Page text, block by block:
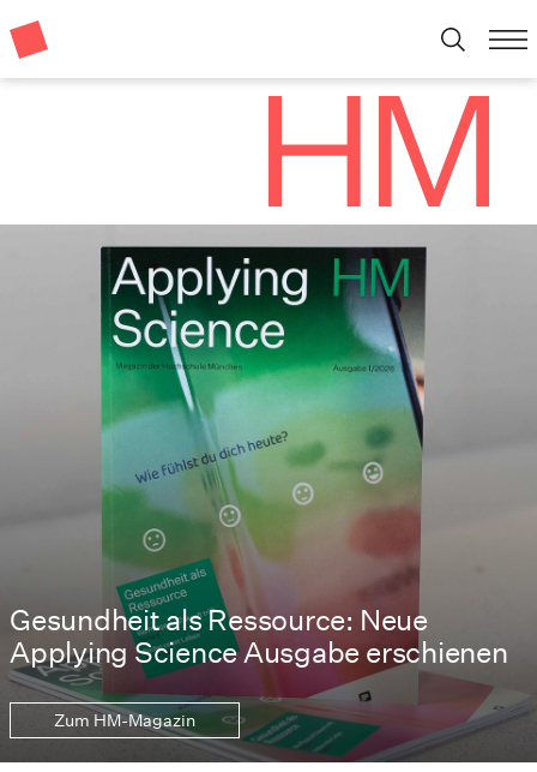
Gesundheit als Ressource: Neue
Applying Science Ausgabe erschienen
Zum HM-Magazin